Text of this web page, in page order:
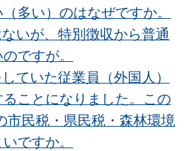
多い）のはなぜですか。
いが、特別徴収から普通
ですが。
ていた従業員（外国人）
ことになりました。この
市民税・県民税・森林環境
ですか。